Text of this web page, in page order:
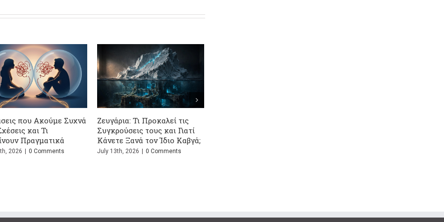
μετά το
οδηγός
Comments
Η Ψυχολογία του Ψεύτη -13
Μυστικά που Δεν Θέλει να
June 24th, 2026 | 0 Comments
είμαστε σε σχέση;